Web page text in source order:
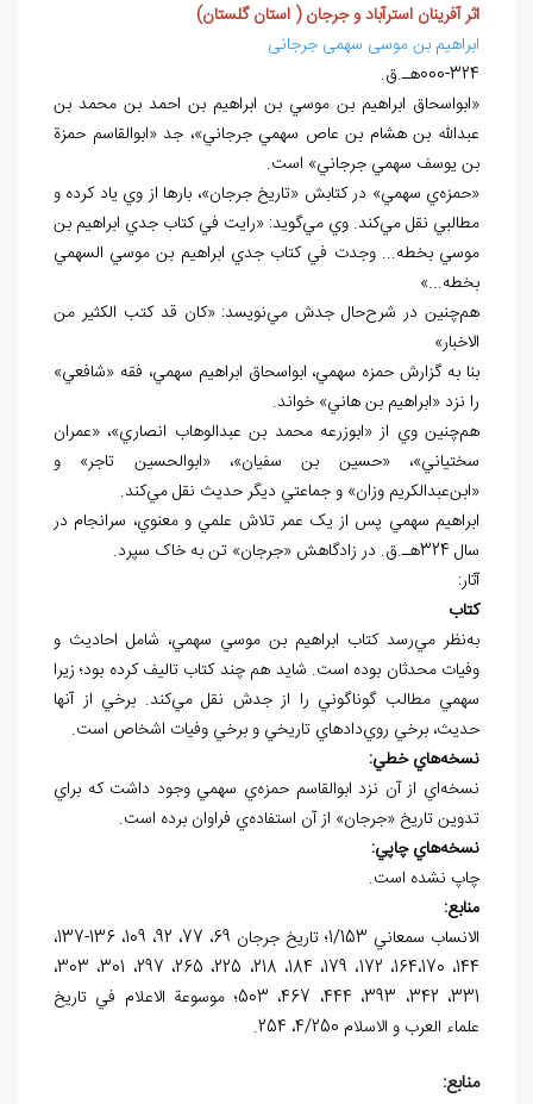
اثر آفرينان استرآباد و جرجان ( استان گلستان)
ابراهیم بن موسی سهمی جرجانی
000-324هـ.ق.
«ابواسحاق ابراهيم بن موسي بن ابراهيم بن احمد بن محمد بن
عبدالله بن هشام بن عاص سهمي جرجاني»، جد «ابوالقاسم حمزة
بن يوسف سهمي جرجاني» است.
«حمزه‌ي سهمي» در کتابش «تاريخ جرجان»، بارها از وي ياد کرده و
مطالبي نقل مي‌کند. وي مي‌گويد: «رايت في کتاب جدي ابراهيم بن
موسي بخطه... وجدت في کتاب جدي ابراهيم بن موسي السهمي
بخطه...»
هم‌چنين در شرح‌حال جدش مي‌نويسد: «کان قد کتب الکثير من
الاخبار»
بنا به گزارش حمزه سهمي، ابواسحاق ابراهيم سهمي، فقه «شافعي»
را نزد «ابراهيم بن هاني» خواند.
هم‌چنين وي از «ابوزرعه محمد بن عبدالوهاب انصاري»، «عمران
سختياني»، «حسين بن سفيان»، «ابوالحسين تاجر» و
«ابن‌عبدالکريم وزان» و جماعتي ديگر حديث نقل ‌مي‌کند.
ابراهيم سهمي پس از يک عمر تلاش علمي و معنوي، سرانجام در
سال 324هـ.ق. در زادگاهش «جرجان» تن به خاک سپرد.
آثار:
کتاب
به‌نظر مي‌رسد کتاب ابراهيم بن موسي سهمي، شامل احاديث و
وفيات محدثان بوده است. شايد هم چند کتاب تاليف کرده بود؛ زيرا
سهمي مطالب گوناگوني را از جدش نقل مي‌کند. برخي از آنها
حديث، برخي روي‌دادهاي تاريخي و برخي وفيات اشخاص است.
نسخههاي خطي:
نسخه‌اي از آن نزد ابوالقاسم حمزه‌ي سهمي وجود داشت که براي
تدوين تاريخ «جرجان» از آن استفاده‌ي فراوان برده است.
نسخههاي چاپي:
چاپ نشده است.
منابع:
الانساب سمعاني 1/153؛ تاريخ جرجان 69، 77، 92، 109، 136-137،
144، 164،170، 172، 179، 184، 218، 225، 265، 297، 301، 303،
331، 342، 393، 444، 467، 503؛ موسوعة الاعلام في تاريخ
علماء العرب و الاسلام 4/250، 254.
منابع: